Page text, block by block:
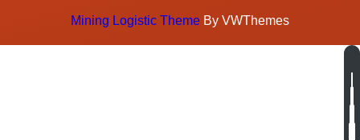
Mining Logistic Theme By VWThemes